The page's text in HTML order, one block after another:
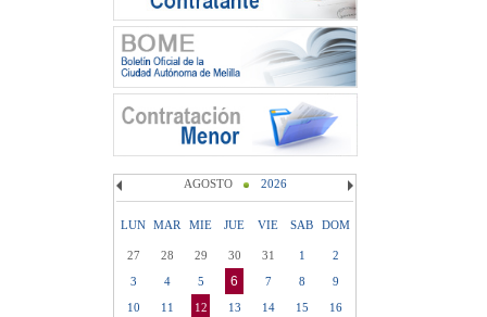
AGOSTO 2026
LUN MAR MIE JUE VIE SAB DOM
27 28 29 30 31 1
2
3
4 5 6 7 8
9
10
11 12 13 14 15
16